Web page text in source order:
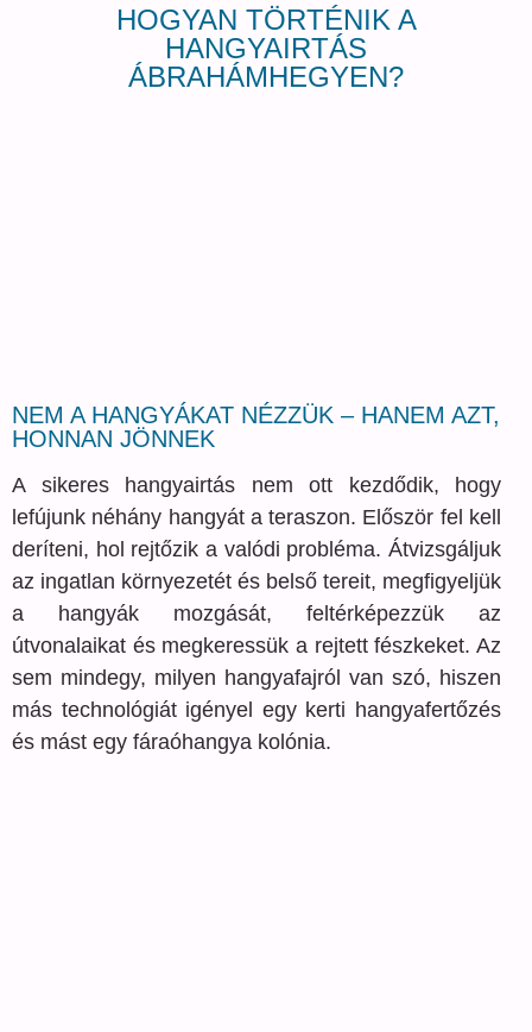
HOGYAN TÖRTÉNIK A
HANGYAIRTÁS
ÁBRAHÁMHEGYEN?
NEM A HANGYÁKAT NÉZZÜK – HANEM AZT,
HONNAN JÖNNEK
A sikeres hangyairtás nem ott kezdődik, hogy
lefújunk néhány hangyát a teraszon. Először fel kell
deríteni, hol rejtőzik a valódi probléma. Átvizsgáljuk
az ingatlan környezetét és belső tereit, megfigyeljük
a hangyák mozgását, feltérképezzük az
útvonalaikat és megkeressük a rejtett fészkeket. Az
sem mindegy, milyen hangyafajról van szó, hiszen
más technológiát igényel egy kerti hangyafertőzés
és mást egy fáraóhangya kolónia.